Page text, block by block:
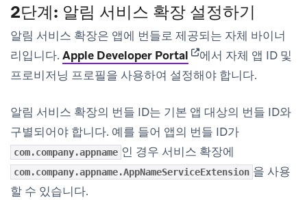
2단계: 알림 서비스 확장 설정하기
알림 서비스 확장은 앱에 번들로 제공되는 자체 바이너
리입니다. Apple Developer Portal (opens in new tab)
에서 자체 앱 ID 및
프로비저닝 프로필을 사용하여 설정해야 합니다.
알림 서비스 확장의 번들 ID는 기본 앱 대상의 번들 ID와
구별되어야 합니다. 예를 들어 앱의 번들 ID가
com.company.appname 인 경우 서비스 확장에
com.company.appname.AppNameServiceExtension 을 사용
할 수 있습니다.